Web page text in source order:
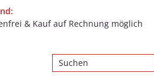
& Kauf auf Rechnung möglich